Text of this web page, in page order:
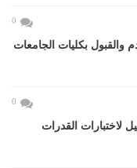
0
طريقة التقدم والقبول بكليات الجامعات
0
رابط التسجيل لاختبارات القدرات